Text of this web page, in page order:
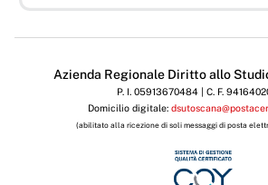
Azienda Regionale Diritto allo
P. I. 05913670484 | C. F.
Domicilio digitale:
(abilitato alla ricezione di soli messaggi di posta